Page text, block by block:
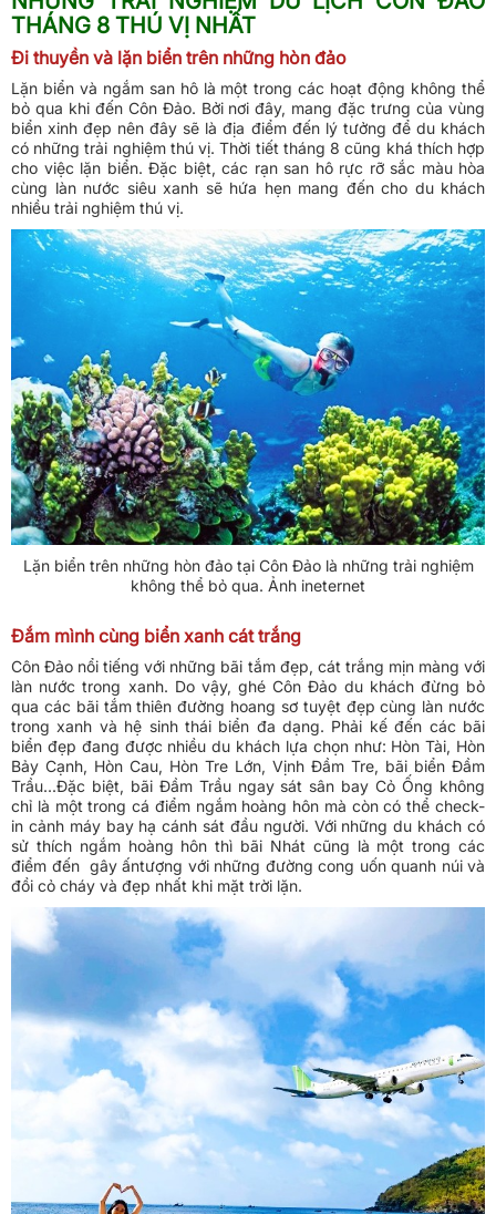
THÁNG 8 THÚ VỊ NHẤT
Đi thuyền và lặn biển trên những hòn đảo
Lặn biển và ngắm san hô là một trong các hoạt động không thể
bỏ qua khi đến Côn Đảo. Bởi nơi đây, mang đặc trưng của vùng
biển xinh đẹp nên đây sẽ là địa điểm đến lý tưởng để du khách
có những trải nghiệm thú vị. Thời tiết tháng 8 cũng khá thích hợp
cho việc lặn biển. Đặc biệt, các rạn san hô rực rỡ sắc màu hòa
cùng làn nước siêu xanh sẽ hứa hẹn mang đến cho du khách
nhiều trải nghiệm thú vị.
Lặn biển trên những hòn đảo tại Côn Đảo là những trải nghiệm
không thể bỏ qua. Ảnh ineternet
Đắm mình cùng biển xanh cát trắng
Côn Đảo nổi tiếng với những bãi tắm đẹp, cát trắng mịn màng với
làn nước trong xanh. Do vậy, ghé Côn Đảo du khách đừng bỏ
qua các bãi tắm thiên đường hoang sơ tuyệt đẹp cùng làn nước
trong xanh và hệ sinh thái biển đa dạng. Phải kế đến các bãi
biển đẹp đang được nhiều du khách lựa chọn như: Hòn Tài, Hòn
Bảy Cạnh, Hòn Cau, Hòn Tre Lớn, Vịnh Đầm Tre, bãi biển Đầm
Trầu...Đặc biệt, bãi Đầm Trầu ngay sát sân bay Cỏ Ống không
chỉ là một trong cá điểm ngắm hoàng hôn mà còn có thể check-
in cảnh máy bay hạ cánh sát đầu người. Với những du khách có
sử thích ngắm hoàng hôn thì bãi Nhát cũng là một trong các
điểm đến gây ấntượng với những đường cong uốn quanh núi và
đồi cỏ cháy và đẹp nhất khi mặt trời lặn.